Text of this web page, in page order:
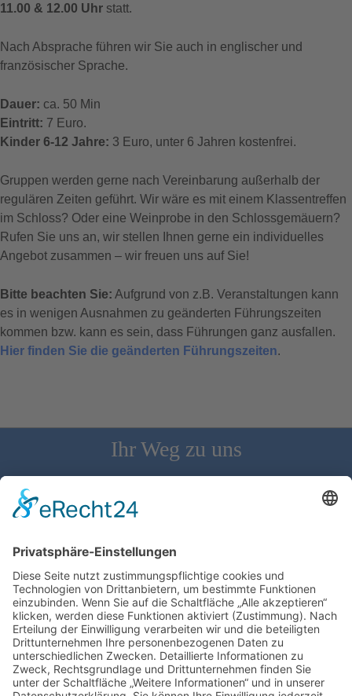
11.00 & 12.00 Uhr statt.
Nach Absprache führen wir Sie auch in englischer und
französischer Sprache.
Dauer: ca. 50 Min
Eintritt: 7 Euro.
Kinder 6-12 Jahre: 3 Euro, unter 6 Jahren kostenfrei.
Gruppen werden gerne nach Vereinbarung außerhalb der
regulären Zeiten geführt. Wir wäre es mit einem Klassentreffen
im Schloss? Oder eine Weinprobe in den Schlossgemäuern?
Rufen Sie uns an, wir stellen Ihnen gerne ein individuelles
Angebot zusammen – wir freuen uns auf Sie!
Bitte beachten Sie: Aufgrund von z.B. Veranstaltungen kann
es in wenigen Ausnahmen zu geänderten Führungszeiten
kommen bzw. kann es sein, dass Führungen ganz ausfallen.
Hier finden Sie die geänderten Führungszeiten.
Ihr Weg zu uns
Schloss Bürgeln, 79418 Schliengen | Telefon: 07626/237 | E-
Mail: direktion@schlossbuergeln.de
Wir benötigen Ihre Zustimmung, um den
Google Maps-Service zu laden!
Wir verwenden einen Service eines
Drittanbieters, um Karteninhalte einzubetten.
Dieser Service kann Daten zu Ihren Aktivitäten
sammeln. Bitte lesen Sie die Details durch und
stimmen Sie der Nutzung des Service zu, um